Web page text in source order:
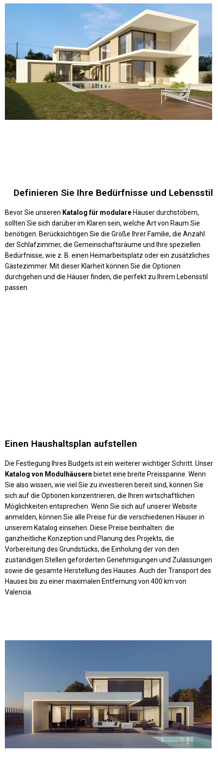
Definieren Sie Ihre Bedürfnisse und Lebensstil
Bevor Sie unseren Katalog für modulare Häuser durchstöbern,
sollten Sie sich darüber im Klaren sein, welche Art von Raum Sie
benötigen. Berücksichtigen Sie die Größe Ihrer Familie, die Anzahl
der Schlafzimmer, die Gemeinschaftsräume und Ihre speziellen
Bedürfnisse, wie z. B. einen Heimarbeitsplatz oder ein zusätzliches
Gästezimmer. Mit dieser Klarheit können Sie die Optionen
durchgehen und die Häuser finden, die perfekt zu Ihrem Lebensstil
passen.
Einen Haushaltsplan aufstellen
Die Festlegung Ihres Budgets ist ein weiterer wichtiger Schritt. Unser
Katalog von Modulhäusern bietet eine breite Preisspanne. Wenn
Sie also wissen, wie viel Sie zu investieren bereit sind, können Sie
sich auf die Optionen konzentrieren, die Ihren wirtschaftlichen
Möglichkeiten entsprechen. Wenn Sie sich auf unserer Website
anmelden, können Sie alle Preise für die verschiedenen Häuser in
unserem Katalog einsehen. Diese Preise beinhalten: die
ganzheitliche Konzeption und Planung des Projekts, die
Vorbereitung des Grundstücks, die Einholung der von den
zuständigen Stellen geforderten Genehmigungen und Zulassungen
sowie die gesamte Herstellung des Hauses. Auch der Transport des
Hauses bis zu einer maximalen Entfernung von 400 km von
Valencia.